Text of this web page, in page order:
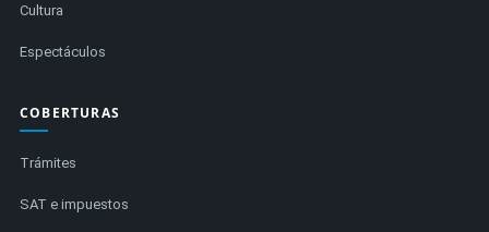
Cultura
Espectáculos
COBERTURAS
Trámites
SAT e impuestos